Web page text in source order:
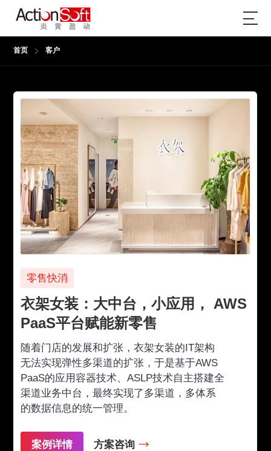
首页 客户
零售快消
架女装：大中台，小应用， AWS
平台赋能新零售
着门店的发展和扩张，衣架女装的IT架构
法实现弹性多渠道的扩张，于是基于AWS
的应用容器技术、ASLP技术自主搭建全
道业务中台，最终实现了多渠道，多体系
数据信息的统一管理。
案例详情 方案咨询